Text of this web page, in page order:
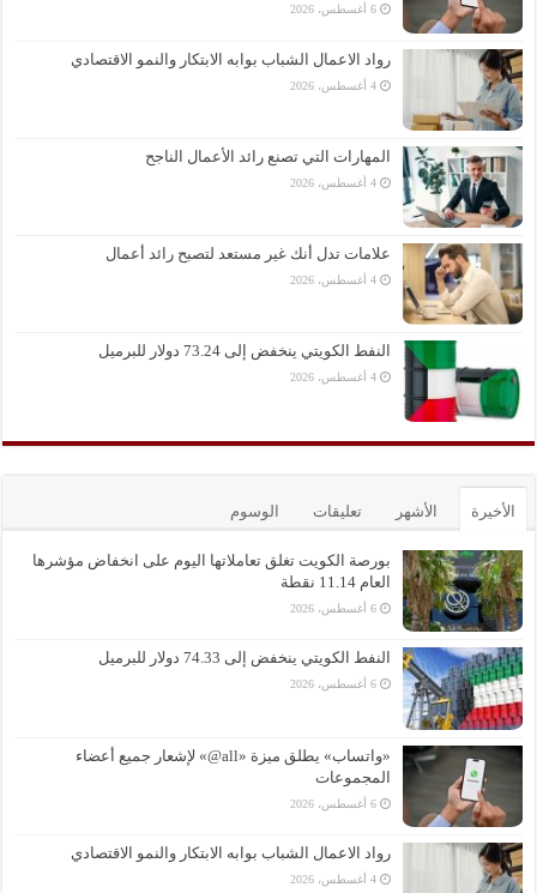
6 أغسطس، 2026
رواد الاعمال الشباب بوابه الابتكار والنمو الاقتصادي
4 أغسطس، 2026
المهارات التي تصنع رائد الأعمال الناجح
4 أغسطس، 2026
علامات تدل أنك غير مستعد لتصبح رائد أعمال
4 أغسطس، 2026
النفط الكويتي ينخفض إلى 73.24 دولار للبرميل
4 أغسطس، 2026
الأخيرة الأشهر تعليقات الوسوم
بورصة الكويت تغلق تعاملاتها اليوم على انخفاض مؤشرها
العام 11.14 نقطة
6 أغسطس، 2026
النفط الكويتي ينخفض إلى 74.33 دولار للبرميل
6 أغسطس، 2026
«واتساب» يطلق ميزة «all@» لإشعار جميع أعضاء
المجموعات
6 أغسطس، 2026
رواد الاعمال الشباب بوابه الابتكار والنمو الاقتصادي
4 أغسطس، 2026